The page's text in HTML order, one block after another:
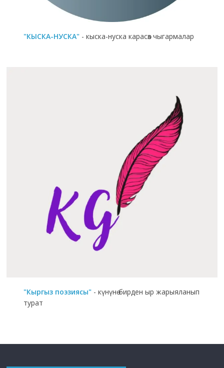
"КЫСКА-НУСКА" - кыска-нуска карасөз чыгармалар
"Кыргыз поэзиясы" - күнүнө бирден ыр жарыяланып
турат